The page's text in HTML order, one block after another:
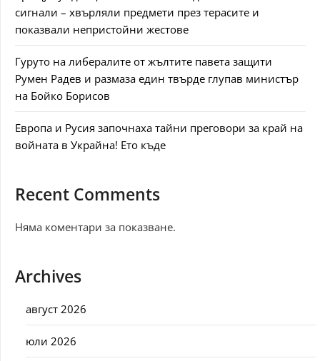
сигнали – хвърляли предмети през терасите и
показвали непристойни жестове
Гуруто на либералите от жълтите павета защити
Румен Радев и размаза един твърде глупав министър
на Бойко Борисов
Европа и Русия започнаха тайни преговори за край на
войната в Украйна! Ето къде
Recent Comments
Няма коментари за показване.
Archives
август 2026
юли 2026